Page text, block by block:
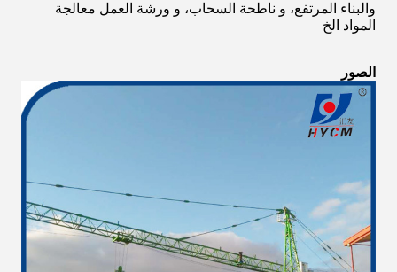
والبناء المرتفع، و ناطحة السحاب، و ورشة العمل معالجة
المواد الخ
الصور